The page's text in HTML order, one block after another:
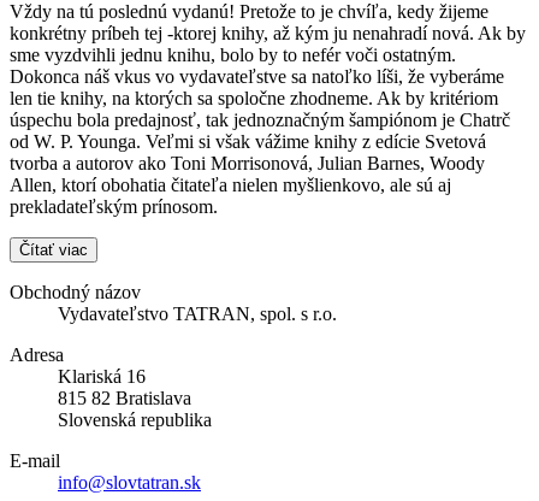
Vždy na tú poslednú vydanú! Pretože to je chvíľa, kedy žijeme
konkrétny príbeh tej -ktorej knihy, až kým ju nenahradí nová. Ak by
sme vyzdvihli jednu knihu, bolo by to nefér voči ostatným.
Dokonca náš vkus vo vydavateľstve sa natoľko líši, že vyberáme
len tie knihy, na ktorých sa spoločne zhodneme. Ak by kritériom
úspechu bola predajnosť, tak jednoznačným šampiónom je Chatrč
od W. P. Younga. Veľmi si však vážime knihy z edície Svetová
tvorba a autorov ako Toni Morrisonová, Julian Barnes, Woody
Allen, ktorí obohatia čitateľa nielen myšlienkovo, ale sú aj
prekladateľským prínosom.
Čítať viac
Obchodný názov
Vydavateľstvo TATRAN, spol. s r.o.
Adresa
Klariská 16
815 82 Bratislava
Slovenská republika
E-mail
info@slovtatran.sk